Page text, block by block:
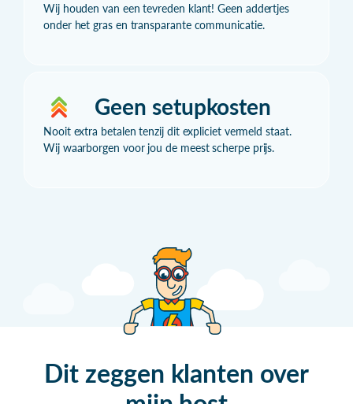
Wij houden van een tevreden klant! Geen addertjes
onder het gras en transparante communicatie.
Geen setupkosten
Nooit extra betalen tenzij dit expliciet vermeld staat.
Wij waarborgen voor jou de meest scherpe prijs.
Dit zeggen klanten over